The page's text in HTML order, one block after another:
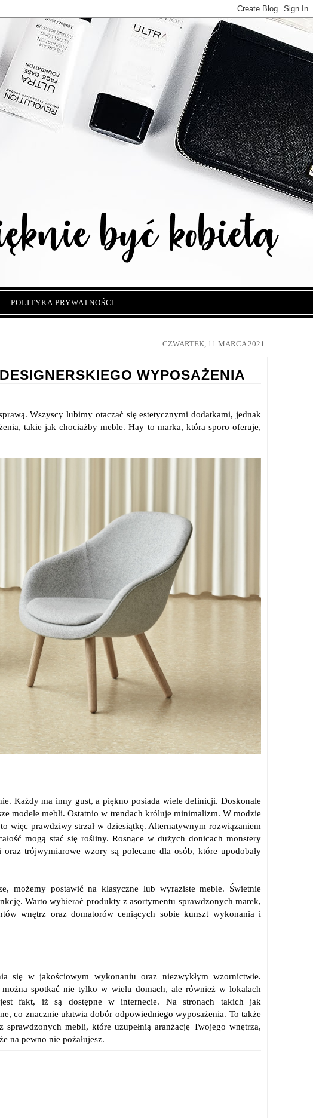
POLITYKA PRYWATNOŚCI
CZWARTEK, 11 MARCA 2021
WYPOSAŻENIA
Wszyscy lubimy otaczać się estetycznymi dodatkami, jednak
takie jak chociażby meble. Hay to marka, która sporo oferuje,
Każdy ma inny gust, a piękno posiada wiele definicji. Doskonale
modele mebli. Ostatnio w trendach króluje minimalizm. W modzie
więc prawdziwy strzał w dziesiątkę. Alternatywnym rozwiązaniem
mogą stać się rośliny. Rosnące w dużych donicach monstery
trójwymiarowe wzory są polecane dla osób, które upodobały
możemy postawić na klasyczne lub wyraziste meble. Świetnie
Warto wybierać produkty z asortymentu sprawdzonych marek,
wnętrz oraz domatorów ceniących sobie kunszt wykonania i
się w jakościowym wykonaniu oraz niezwykłym wzornictwie.
spotkać nie tylko w wielu domach, ale również w lokalach
fakt, iż są dostępne w internecie. Na stronach takich jak
co znacznie ułatwia dobór odpowiedniego wyposażenia. To także
mebli, które uzupełnią aranżację Twojego wnętrza,
na pewno nie pożałujesz.